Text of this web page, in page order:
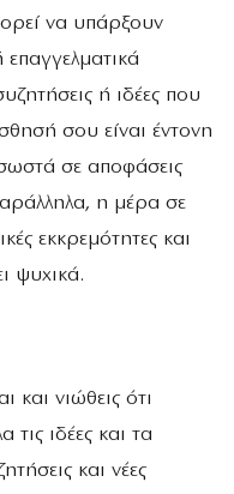
να υπάρξουν
επαγγελματικά
ή ιδέες που
σου είναι έντονη
σε αποφάσεις
η μέρα σε
εκκρεμότητες και
ψυχικά.
και νιώθεις ότι
τις ιδέες και τα
και νέες